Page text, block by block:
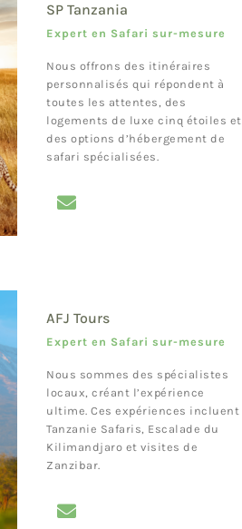
SP Tanzania
Expert en Safari sur-mesure
Nous offrons des itinéraires
personnalisés qui répondent à
toutes les attentes, des
logements de luxe cinq étoiles et
des options d’hébergement de
safari spécialisées.
AFJ Tours
Expert en Safari sur-mesure
Nous sommes des spécialistes
locaux, créant l’expérience
ultime. Ces expériences incluent
Tanzanie Safaris, Escalade du
Kilimandjaro et visites de
Zanzibar.